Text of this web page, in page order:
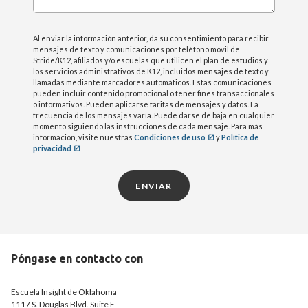
Deficiencia auditiva, incluida la sordera
Discapacidad intelectual
Discapacidades múltiples
Deficiencias ortopédicas
Otros problemas de salud
Problemas específicos de aprendizaje
Discapacidad del habla o del lenguaje
Daño cerebral traumático
Si a través de las actividades de Child Find, se
los padres para evaluar al niño. Todas estas
evaluaciones se llevarán a cabo de conformidad con
las leyes y reglamentos federales y estatales
Al enviar la información anterior, da su consentimiento para recibir
mensajes de texto y comunicaciones por teléfono móvil de
Stride/K12, afiliados y/o escuelas que utilicen el plan de estudios y
los servicios administrativos de K12, incluidos mensajes de texto y
llamadas mediante marcadores automáticos. Estas comunicaciones
pueden incluir contenido promocional o tener fines transaccionales
o informativos. Pueden aplicarse tarifas de mensajes y datos. La
frecuencia de los mensajes varía. Puede darse de baja en cualquier
momento siguiendo las instrucciones de cada mensaje. Para más
información, visite nuestras Condiciones de uso yPolítica de
privacidad
ENVIAR
Póngase en contacto con
Escuela Insight de Oklahoma
1117 S. Douglas Blvd. Suite E